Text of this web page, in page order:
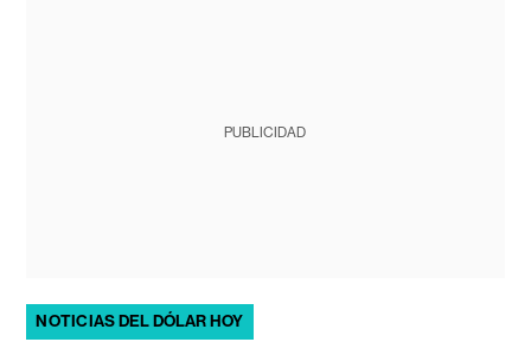
PUBLICIDAD
NOTICIAS DEL DÓLAR HOY